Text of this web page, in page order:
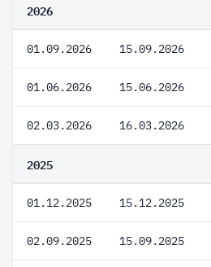
2026
01.09.2026 15.09.2026
01.06.2026 15.06.2026
02.03.2026 16.03.2026
2025
01.12.2025 15.12.2025
02.09.2025 15.09.2025